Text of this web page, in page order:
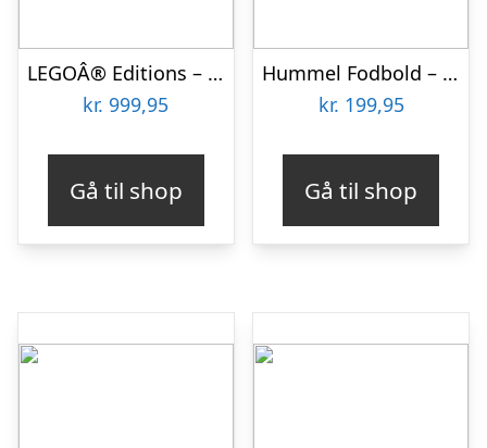
LEGOÂ® Editions – Fodbold 43019 – 1498 Dele
kr. 999,95
Gå til shop
Hummel Fodbold – HmlInspire Club – Neongrøn/Hvid/Grøn
kr. 199,95
Gå til shop